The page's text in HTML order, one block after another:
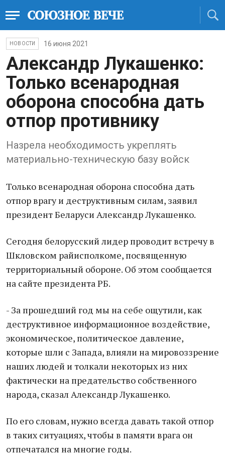
НОВОСТИ 16 июня 2021
Александр Лукашенко:
Только всенародная
оборона способна дать
отпор противнику
Назрела необходимость укреплять
материально-техническую базу войск
Только всенародная оборона способна дать
отпор врагу и деструктивным силам, заявил
президент Беларуси Александр Лукашенко.
Сегодня белорусский лидер проводит встречу в
Шкловском райисполкоме, посвященную
территориальный обороне. Об этом сообщается
на сайте президента РБ.
- За прошедший год мы на себе ощутили, как
деструктивное информационное воздействие,
экономическое, политическое давление,
которые шли с Запада, влияли на мировоззрение
наших людей и толкали некоторых из них
фактически на предательство собственного
народа, сказал Александр Лукашенко.
По его словам, нужно всегда давать такой отпор
в таких ситуациях, чтобы в памяти врага он
отпечатался на многие годы.